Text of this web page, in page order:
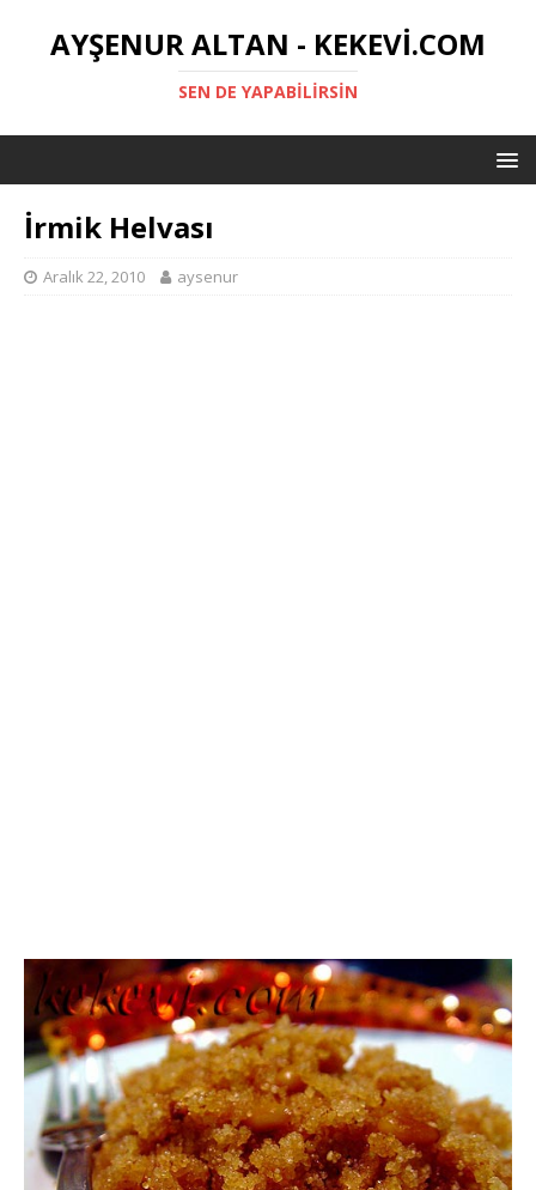
AYŞENUR ALTAN - KEKEVI.COM
SEN DE YAPABILIRSIN
İrmik Helvası
Aralık 22, 2010 aysenur